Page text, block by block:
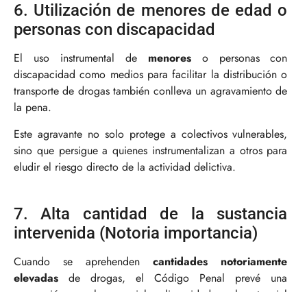
6. Utilización de menores de edad o
personas con discapacidad
El uso instrumental de menoreso personas con
discapacidad como medios para facilitar la distribución o
transporte de drogas también conlleva un agravamiento de
la pena.
Este agravante no solo protege a colectivos vulnerables,
sino que persigue a quienes instrumentalizan a otros para
eludir el riesgo directo de la actividad delictiva.
7. Alta cantidad de la sustancia
intervenida (Notoria importancia)
Cuando se aprehendencantidades notoriamente
elevadas de drogas, el Código Penal prevé una